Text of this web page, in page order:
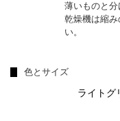
薄いものと分
乾燥機は縮
い。
色とサイズ
ライトグ